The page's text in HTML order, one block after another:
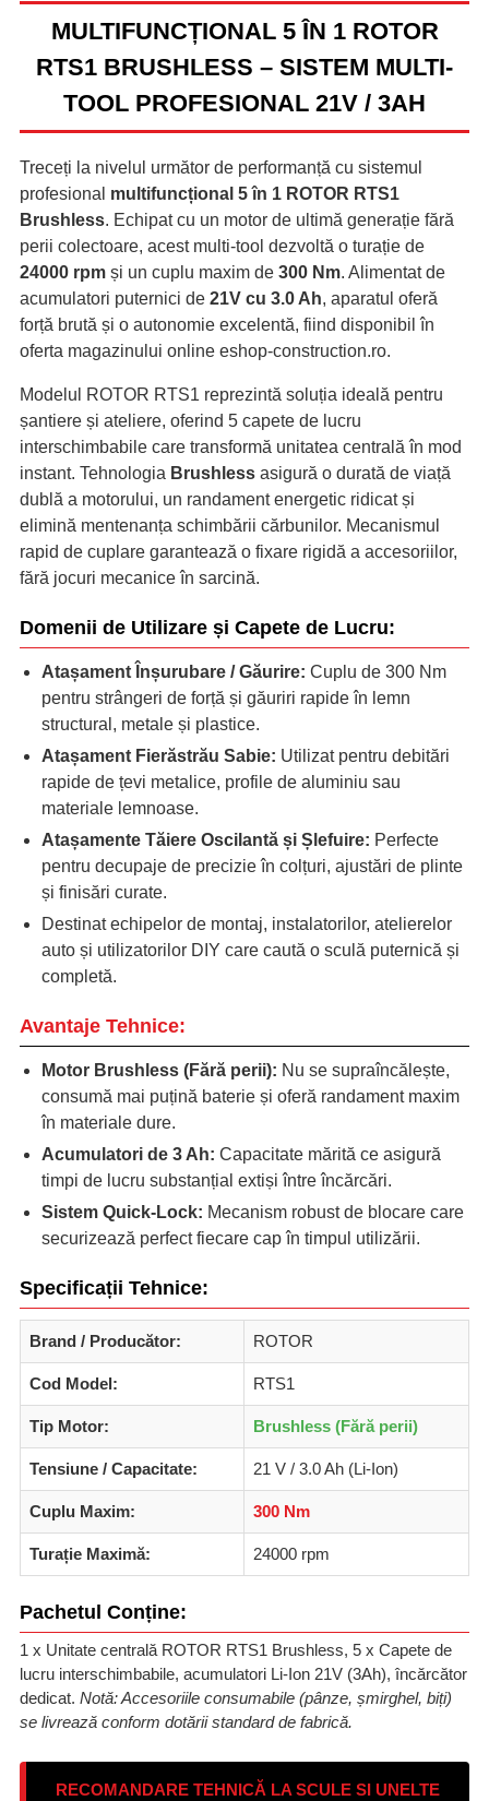
MULTIFUNCȚIONAL 5 ÎN 1 ROTOR
RTS1 BRUSHLESS – SISTEM MULTI-
TOOL PROFESIONAL 21V / 3AH
Treceți la nivelul următor de performanță cu sistemul
profesional multifuncțional 5 în 1 ROTOR RTS1
Brushless. Echipat cu un motor de ultimă generație fără
perii colectoare, acest multi-tool dezvoltă o turație de
24000 rpm și un cuplu maxim de 300 Nm. Alimentat de
acumulatori puternici de 21V cu 3.0 Ah, aparatul oferă
forță brută și o autonomie excelentă, fiind disponibil în
oferta magazinului online eshop-construction.ro.
Modelul ROTOR RTS1 reprezintă soluția ideală pentru
șantiere și ateliere, oferind 5 capete de lucru
interschimbabile care transformă unitatea centrală în mod
instant. Tehnologia Brushless asigură o durată de viață
dublă a motorului, un randament energetic ridicat și
elimină mentenanța schimbării cărbunilor. Mecanismul
rapid de cuplare garantează o fixare rigidă a accesoriilor,
fără jocuri mecanice în sarcină.
Domenii de Utilizare și Capete de Lucru:
Atașament Înșurubare / Găurire: Cuplu de 300 Nm
pentru strângeri de forță și găuriri rapide în lemn
structural, metale și plastice.
Atașament Fierăstrău Sabie: Utilizat pentru debitări
rapide de țevi metalice, profile de aluminiu sau
materiale lemnoase.
Atașamente Tăiere Oscilantă și Șlefuire: Perfecte
pentru decupaje de precizie în colțuri, ajustări de plinte
și finisări curate.
Destinat echipelor de montaj, instalatorilor, atelierelor
auto și utilizatorilor DIY care caută o sculă puternică și
completă.
Avantaje Tehnice:
Motor Brushless (Fără perii): Nu se supraîncălește,
consumă mai puțină baterie și oferă randament maxim
în materiale dure.
Acumulatori de 3 Ah: Capacitate mărită ce asigură
timpi de lucru substanțial extiși între încărcări.
Sistem Quick-Lock: Mecanism robust de blocare care
securizează perfect fiecare cap în timpul utilizării.
Specificații Tehnice:
Brand / Producător: ROTOR
Cod Model: RTS1
Tip Motor: Brushless (Fără perii)
Tensiune / Capacitate: 21 V / 3.0 Ah (Li-Ion)
Cuplu Maxim: 300 Nm
Turație Maximă: 24000 rpm
Pachetul Conține:
1 x Unitate centrală ROTOR RTS1 Brushless, 5 x Capete de
lucru interschimbabile, acumulatori Li-Ion 21V (3Ah), încărcător
dedicat. Notă: Accesoriile consumabile (pânze, șmirghel, biți)
se livrează conform dotării standard de fabrică.
RECOMANDARE TEHNICĂ LA SCULE SI UNELTE